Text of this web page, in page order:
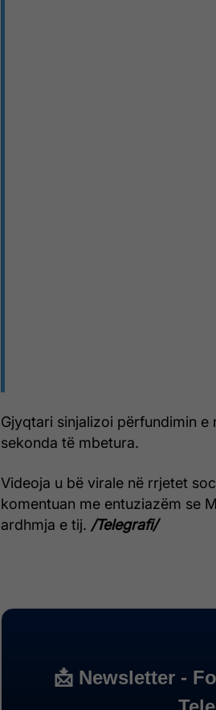
Gjyqtari sinjalizoi përfundimin
sekonda të mbetura.
Videoja u bë virale në rrjetet
komentuan me entuziazëm se
ardhmja e tij. /Telegrafi/